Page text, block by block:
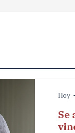
Hoy
Se